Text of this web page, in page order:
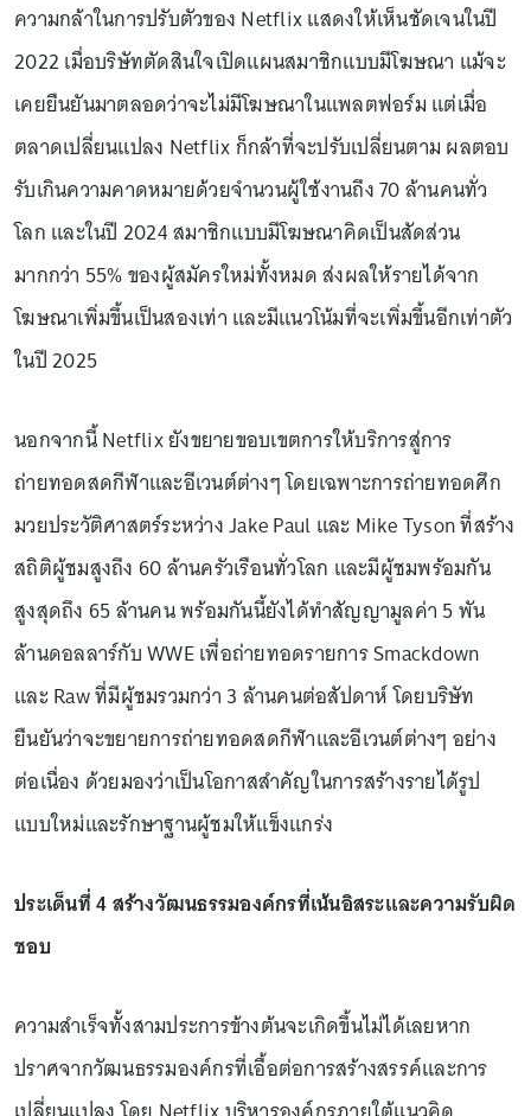
ความกล้าในการปรับตัวของ Netflix แสดงให้เห็นชัดเจนในปี
2022 เมื่อบริษัทตัดสินใจเปิดแผนสมาชิกแบบมีโฆษณา แม้จะ
เคยยืนยันมาตลอดว่าจะไม่มีโฆษณาในแพลตฟอร์ม แต่เมื่อ
ตลาดเปลี่ยนแปลง Netflix ก็กล้าที่จะปรับเปลี่ยนตาม ผลตอบ
รับเกินความคาดหมายด้วยจำนวนผู้ใช้งานถึง 70 ล้านคนทั่ว
โลก และในปี 2024 สมาชิกแบบมีโฆษณาคิดเป็นสัดส่วน
มากกว่า 55% ของผู้สมัครใหม่ทั้งหมด ส่งผลให้รายได้จาก
โฆษณาเพิ่มขึ้นเป็นสองเท่า และมีแนวโน้มที่จะเพิ่มขึ้นอีกเท่าตัว
ในปี 2025
นอกจากนี้ Netflix ยังขยายขอบเขตการให้บริการสู่การ
ถ่ายทอดสดกีฬาและอีเวนต์ต่างๆ โดยเฉพาะการถ่ายทอดศึก
มวยประวัติศาสตร์ระหว่าง Jake Paul และ Mike Tyson ที่สร้าง
สถิติผู้ชมสูงถึง 60 ล้านครัวเรือนทั่วโลก และมีผู้ชมพร้อมกัน
สูงสุดถึง 65 ล้านคน พร้อมกันนี้ยังได้ทำสัญญามูลค่า 5 พัน
ล้านดอลลาร์กับ WWE เพื่อถ่ายทอดรายการ Smackdown
และ Raw ที่มีผู้ชมรวมกว่า 3 ล้านคนต่อสัปดาห์ โดยบริษัท
ยืนยันว่าจะขยายการถ่ายทอดสดกีฬาและอีเวนต์ต่างๆ อย่าง
ต่อเนื่อง ด้วยมองว่าเป็นโอกาสสำคัญในการสร้างรายได้รูป
แบบใหม่และรักษาฐานผู้ชมให้แข็งแกร่ง
ประเด็นที่ 4 สร้างวัฒนธรรมองค์กรที่เน้นอิสระและความรับผิด
ชอบ
ความสำเร็จทั้งสามประการข้างต้นจะเกิดขึ้นไม่ได้เลยหาก
ปราศจากวัฒนธรรมองค์กรที่เอื้อต่อการสร้างสรรค์และการ